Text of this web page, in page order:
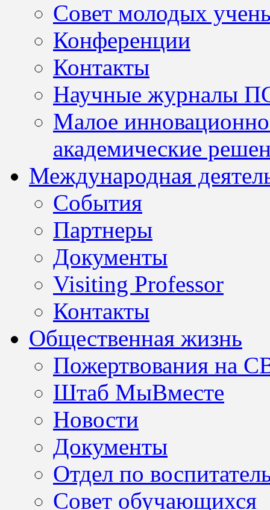
Совет молодых
Конференции
Контакты
Научные журналы
Малое
академические
Международная
События
Партнеры
Документы
Visiting Professor
Контакты
Общественная жизнь
Пожертвования на
Штаб МыВместе
Новости
Документы
Отдел по
Совет обучающихся